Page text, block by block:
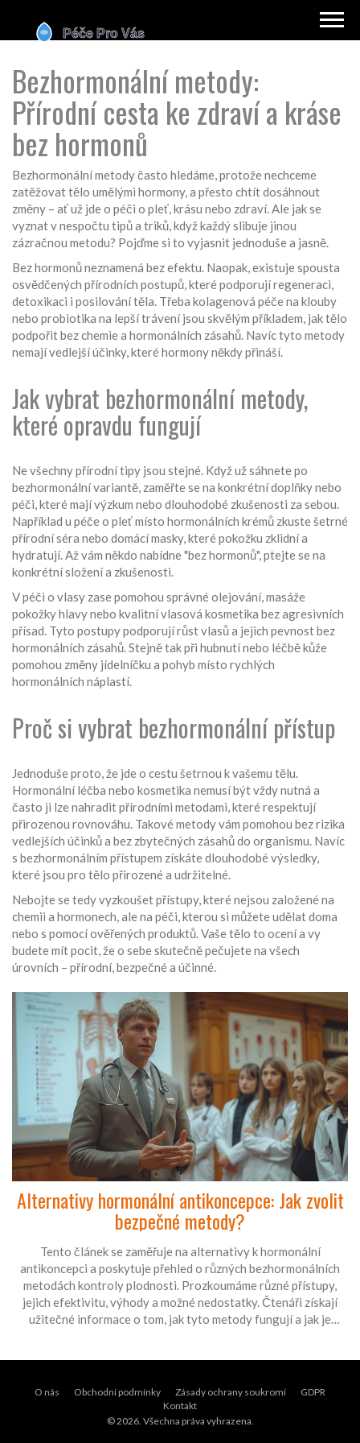
Bezhormonální metody:
Přírodní cesta ke zdraví a kráse
bez hormonů
Bezhormonální metody často hledáme, protože nechceme
zatěžovat tělo umělými hormony, a přesto chtít dosáhnout
změny – ať už jde o péči o pleť, krásu nebo zdraví. Ale jak se
vyznat v nespočtu tipů a triků, když každý slibuje jinou
zázračnou metodu? Pojďme si to vyjasnit jednoduše a jasně.
Bez hormonů neznamená bez efektu. Naopak, existuje spousta
osvědčených přírodních postupů, které podporují regeneraci,
detoxikaci i posilování těla. Třeba kolagenová péče na klouby
nebo probiotika na lepší trávení jsou skvělým příkladem, jak tělo
podpořit bez chemie a hormonálních zásahů. Navíc tyto metody
nemají vedlejší účinky, které hormony někdy přináší.
Jak vybrat bezhormonální metody,
které opravdu fungují
Ne všechny přírodní tipy jsou stejné. Když už sáhnete po
bezhormonální variantě, zaměřte se na konkrétní doplňky nebo
péči, které mají výzkum nebo dlouhodobé zkušenosti za sebou.
Například u péče o pleť místo hormonálních krémů zkuste šetrné
přírodní séra nebo domácí masky, které pokožku zklidní a
hydratují. Až vám někdo nabídne "bez hormonů", ptejte se na
konkrétní složení a zkušenosti.
V péči o vlasy zase pomohou správné olejování, masáže
pokožky hlavy nebo kvalitní vlasová kosmetika bez agresivních
přísad. Tyto postupy podporují růst vlasů a jejich pevnost bez
hormonálních zásahů. Stejně tak při hubnutí nebo léčbě kůže
pomohou změny jídelníčku a pohyb místo rychlých
hormonálních náplastí.
Proč si vybrat bezhormonální přístup
Jednoduše proto, že jde o cestu šetrnou k vašemu tělu.
Hormonální léčba nebo kosmetika nemusí být vždy nutná a
často ji lze nahradit přírodními metodami, které respektují
přirozenou rovnováhu. Takové metody vám pomohou bez rizika
vedlejších účinků a bez zbytečných zásahů do organismu. Navíc
s bezhormonálním přístupem získáte dlouhodobé výsledky,
které jsou pro tělo přirozené a udržitelné.
Nebojte se tedy vyzkoušet přístupy, které nejsou založené na
chemii a hormonech, ale na péči, kterou si můžete udělat doma
nebo s pomocí ověřených produktů. Vaše tělo to ocení a vy
budete mít pocit, že o sebe skutečně pečujete na všech
úrovních – přírodní, bezpečné a účinné.
Alternativy hormonální antikoncepce: Jak zvolit
bezpečné metody?
Tento článek se zaměřuje na alternativy k hormonální
antikoncepci a poskytuje přehled o různých bezhormonálních
metodách kontroly plodnosti. Prozkoumáme různé přístupy,
jejich efektivitu, výhody a možné nedostatky. Čtenáři získají
užitečné informace o tom, jak tyto metody fungují a jak je
O nás Obchodní podmínky Zásady ochrany soukromí
GDPR
Kontakt
© 2026. Všechna práva vyhrazena.